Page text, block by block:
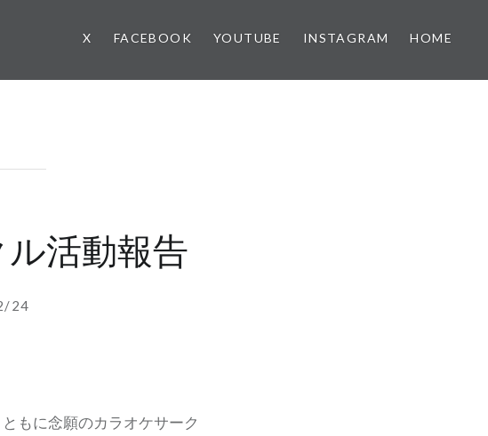
X FACEBOOK YOUTUBE INSTAGRAM HOME
ル活動報告
24
もに念願のカラオケサーク